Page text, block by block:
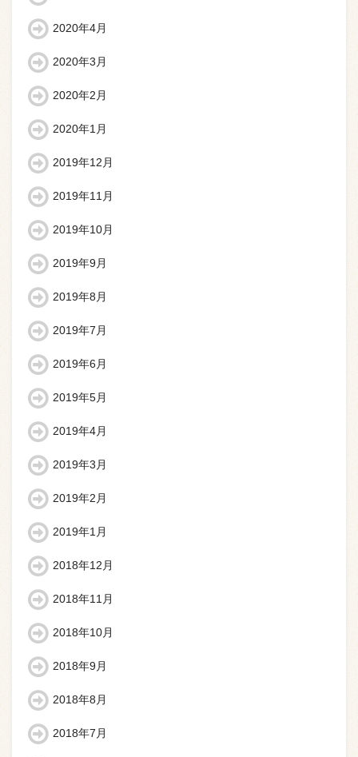
2020年4月
2020年3月
2020年2月
2020年1月
2019年12月
2019年11月
2019年10月
2019年9月
2019年8月
2019年7月
2019年6月
2019年5月
2019年4月
2019年3月
2019年2月
2019年1月
2018年12月
2018年11月
2018年10月
2018年9月
2018年8月
2018年7月